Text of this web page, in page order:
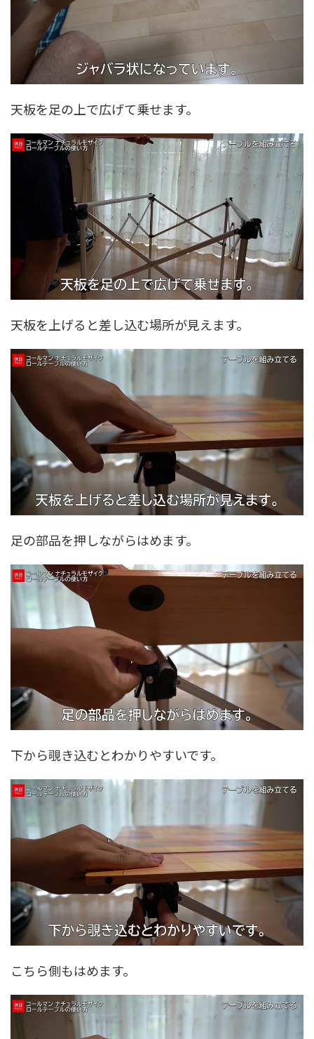
天板を足の上で広げて乗せます。
天板を上げると差し込む場所が見えます。
足の部品を押しながらはめます。
下から覗き込むとわかりやすいです。
こちら側もはめます。